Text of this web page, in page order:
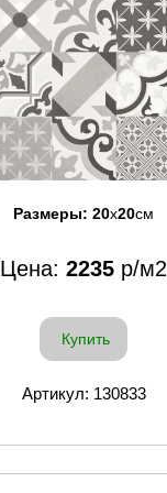
Размеры: 20x20см
Цена: 2235 р/м2
Купить
Артикул: 130833